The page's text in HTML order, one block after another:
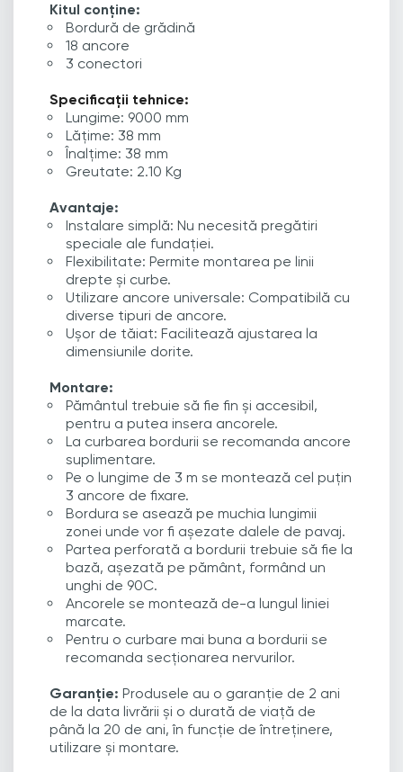
Kitul conține:
Bordură de grădină
18 ancore
3 conectori
Specificații tehnice:
Lungime: 9000 mm
Lățime: 38 mm
Înalțime: 38 mm
Greutate: 2.10 Kg
Avantaje:
Instalare simplă: Nu necesită pregătiri
speciale ale fundației.
Flexibilitate: Permite montarea pe linii
drepte și curbe.
Utilizare ancore universale: Compatibilă cu
diverse tipuri de ancore.
Ușor de tăiat: Facilitează ajustarea la
dimensiunile dorite.
Montare:
Pământul trebuie să fie fin și accesibil,
pentru a putea insera ancorele.
La curbarea bordurii se recomanda ancore
suplimentare.
Pe o lungime de 3 m se montează cel puțin
3 ancore de fixare.
Bordura se asează pe muchia lungimii
zonei unde vor fi așezate dalele de pavaj.
Partea perforată a bordurii trebuie să fie la
bază, așezată pe pământ, formând un
unghi de 90C.
Ancorele se montează de-a lungul liniei
marcate.
Pentru o curbare mai buna a bordurii se
recomanda secționarea nervurilor.
Garanție: Produsele au o garanție de 2 ani
de la data livrării și o durată de viață de
până la 20 de ani, în funcție de întreținere,
utilizare și montare.